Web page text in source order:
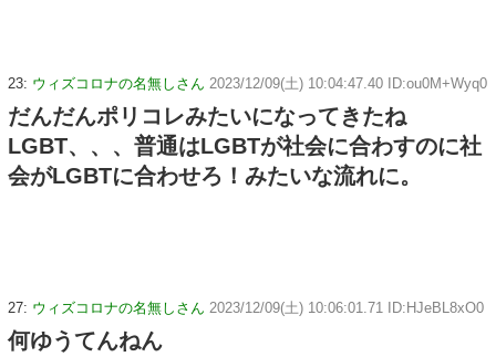
23: ウィズコロナの名無しさん 2023/12/09(土) 10:04:47.40 ID:ou0M+Wyq0
だんだんポリコレみたいになってきたね
LGBT、、、普通はLGBTが社会に合わすのに社
会がLGBTに合わせろ！みたいな流れに。
27: ウィズコロナの名無しさん 2023/12/09(土) 10:06:01.71 ID:HJeBL8xO0
何ゆうてんねん